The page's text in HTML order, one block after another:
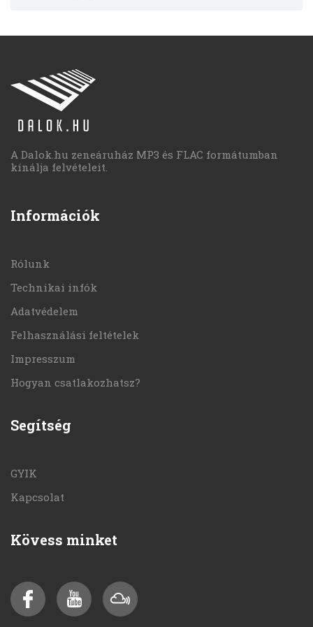
A Dalok.hu zeneáruház MP3 és FLAC formátumban
kínálja felvételeit.
Információk
Rólunk
Technikai infók
Adatvédelem
Felhasználási feltételek
Impresszum
Hogyan csatlakozhatsz?
Segítség
GYIK
Kapcsolat
Kövess minket